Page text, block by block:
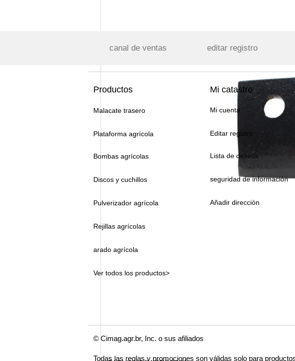
canal de ventas editar registro
Productos Mi catastro
Malacate trasero Mi cuenta
Plataforma agrícola Editar registro
Bombas agrícolas Lista de deseos
Discos y cuchillos seguridad de información
Pulverizador agrícola Añadir dirección
Rejillas agrícolas
arado agrícola
Ver todos los productos>
© Cimag.agr.br, Inc. o sus afiliados
Todas las reglas y promociones son válidas solo para